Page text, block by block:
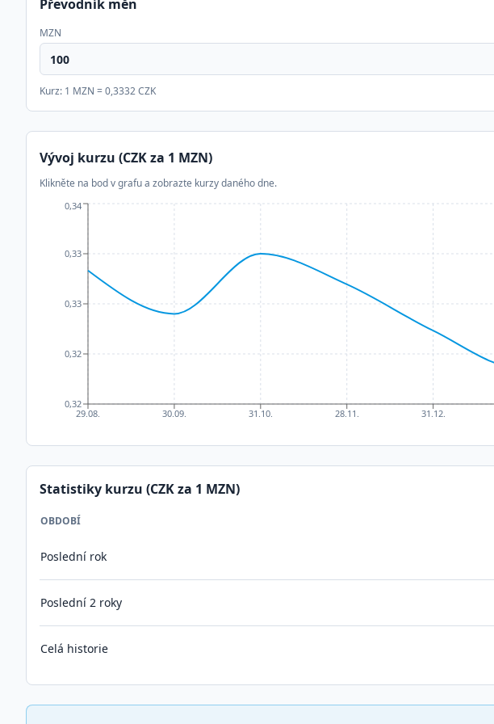
Převodník měn
MZN
Kurz: 1 MZN =0,3332CZK
Vývoj kurzu (CZK za 1 MZN)
Klikněte na bod v grafu a zobrazte kurzy daného dne.
29.08. 30.09. 31.10. 28.11. 31.12.
0,32
0,32
0,33
0,33
0,34
Statistiky kurzu (CZK za 1 MZN)
OBDOBÍ
Poslední rok
Poslední 2 roky
Celá historie